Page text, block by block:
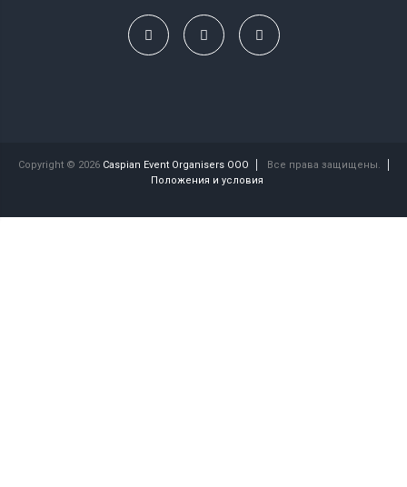
Copyright © 2026 Caspian Event Organisers OOO
Все права защищены.
Положения и условия